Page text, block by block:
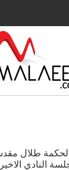
طلال
النادي